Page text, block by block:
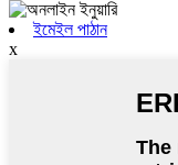
ইমেইল পাঠান
x